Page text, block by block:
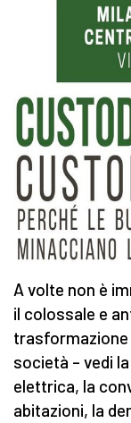
A volte non è
il colossale e
trasformazione
società – vedi
elettrica, la
abitazioni, la